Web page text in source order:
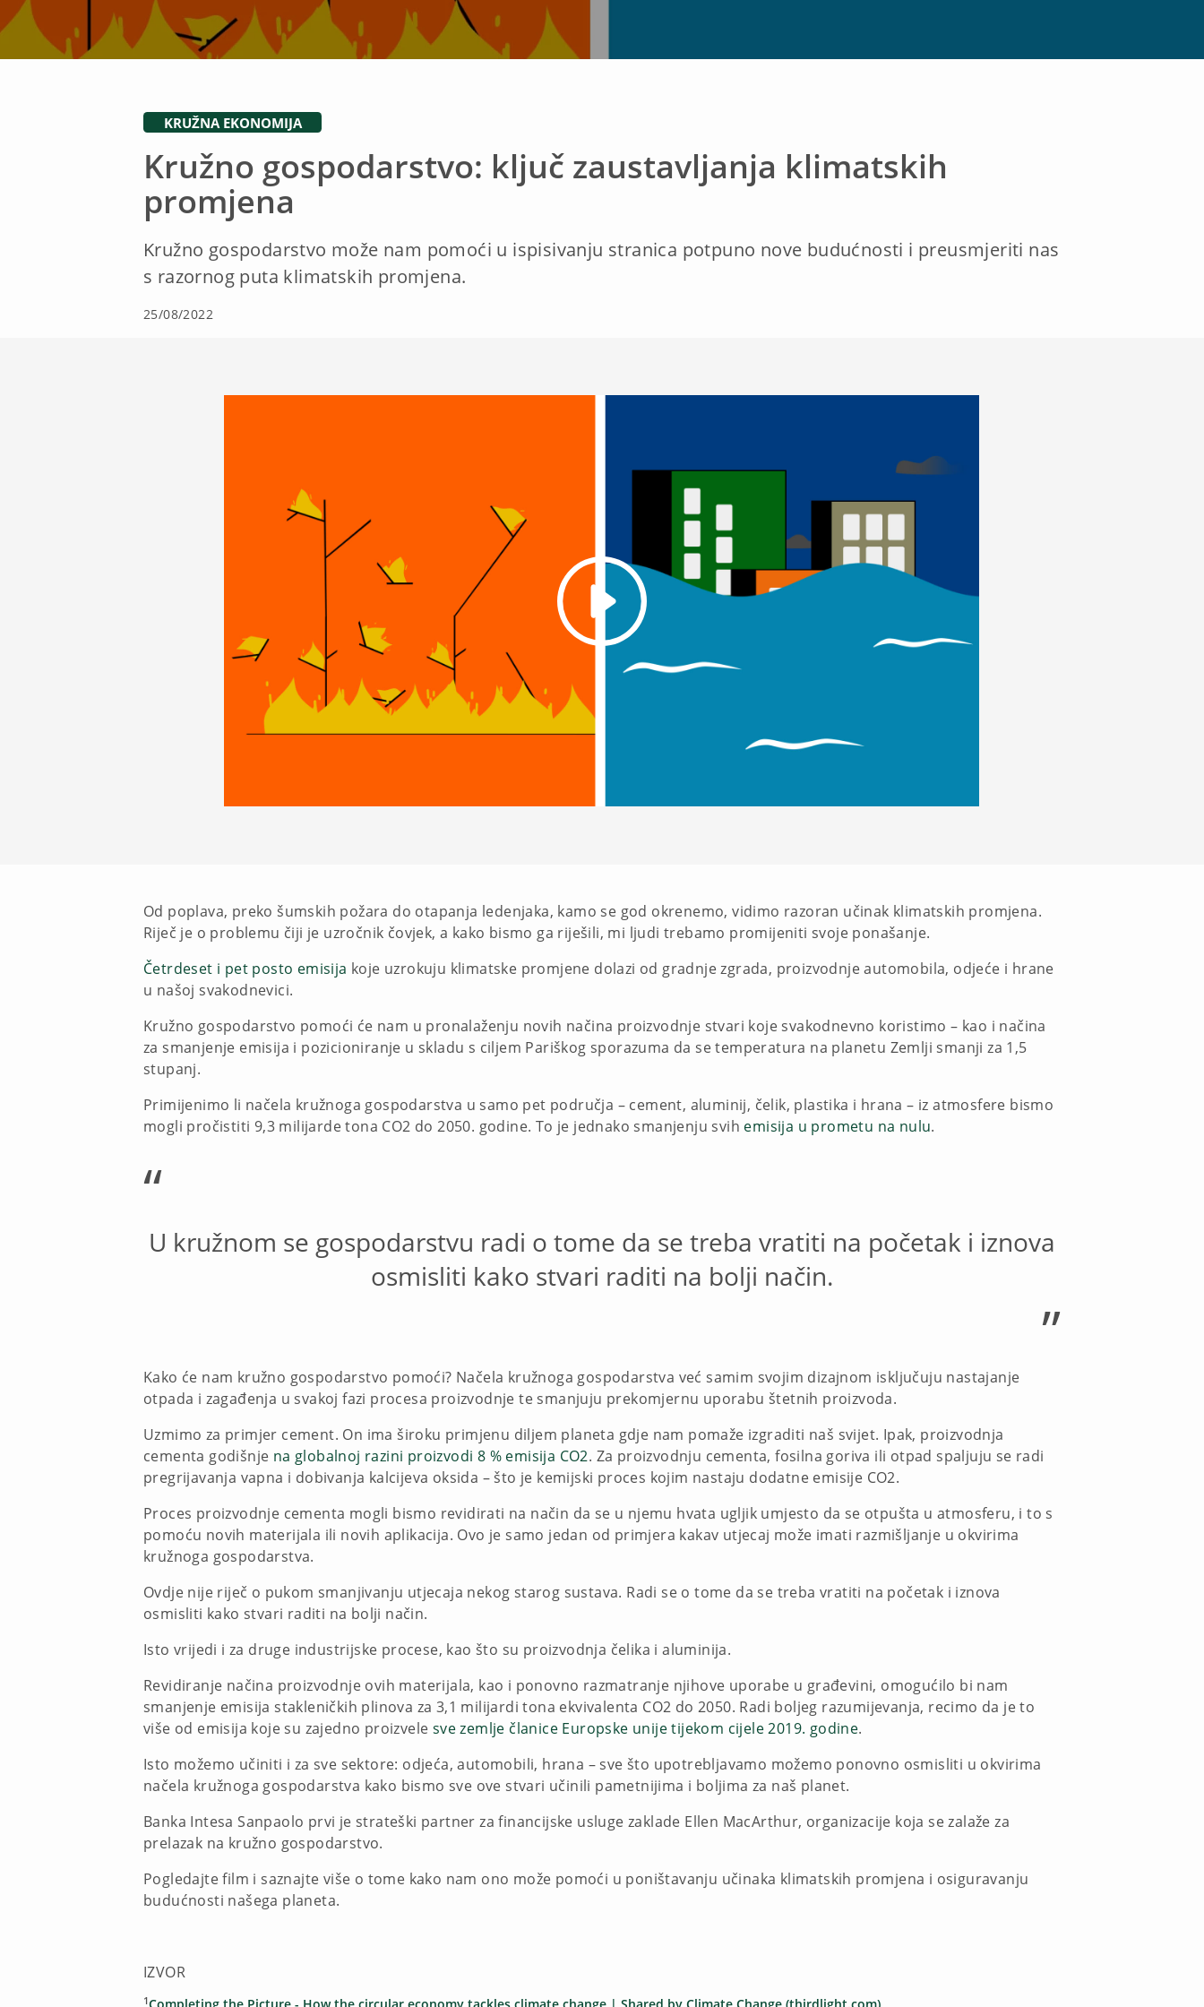
KRUŽNA EKONOMIJA
Kružno gospodarstvo: ključ zaustavljanja klimatskih
promjena
Kružno gospodarstvo može nam pomoći u ispisivanju stranica potpuno nove budućnosti i preusmjeriti nas
s razornog puta klimatskih promjena.
25/08/2022
Od poplava, preko šumskih požara do otapanja ledenjaka, kamo se god okrenemo, vidimo razoran učinak klimatskih promjena.
Riječ je o problemu čiji je uzročnik čovjek, a kako bismo ga riješili, mi ljudi trebamo promijeniti svoje ponašanje.
Četrdeset i pet posto emisija koje uzrokuju klimatske promjene dolazi od gradnje zgrada, proizvodnje automobila, odjeće i hrane
u našoj svakodnevici.
Kružno gospodarstvo pomoći će nam u pronalaženju novih načina proizvodnje stvari koje svakodnevno koristimo – kao i načina
za smanjenje emisija i pozicioniranje u skladu s ciljem Pariškog sporazuma da se temperatura na planetu Zemlji smanji za 1,5
stupanj.
Primijenimo li načela kružnoga gospodarstva u samo pet područja – cement, aluminij, čelik, plastika i hrana – iz atmosfere bismo
mogli pročistiti 9,3 milijarde tona CO2 do 2050. godine. To je jednako smanjenju svih emisija u prometu na nulu.
“
U kružnom se gospodarstvu radi o tome da se treba vratiti na početak i iznova
osmisliti kako stvari raditi na bolji način.
”
Kako će nam kružno gospodarstvo pomoći? Načela kružnoga gospodarstva već samim svojim dizajnom isključuju nastajanje
otpada i zagađenja u svakoj fazi procesa proizvodnje te smanjuju prekomjernu uporabu štetnih proizvoda.
Uzmimo za primjer cement. On ima široku primjenu diljem planeta gdje nam pomaže izgraditi naš svijet. Ipak, proizvodnja
cementa godišnje na globalnoj razini proizvodi 8 % emisija CO2. Za proizvodnju cementa, fosilna goriva ili otpad spaljuju se radi
pregrijavanja vapna i dobivanja kalcijeva oksida – što je kemijski proces kojim nastaju dodatne emisije CO2.
Proces proizvodnje cementa mogli bismo revidirati na način da se u njemu hvata ugljik umjesto da se otpušta u atmosferu, i to s
pomoću novih materijala ili novih aplikacija. Ovo je samo jedan od primjera kakav utjecaj može imati razmišljanje u okvirima
kružnoga gospodarstva.
Ovdje nije riječ o pukom smanjivanju utjecaja nekog starog sustava. Radi se o tome da se treba vratiti na početak i iznova
osmisliti kako stvari raditi na bolji način.
Isto vrijedi i za druge industrijske procese, kao što su proizvodnja čelika i aluminija.
Revidiranje načina proizvodnje ovih materijala, kao i ponovno razmatranje njihove uporabe u građevini, omogućilo bi nam
smanjenje emisija stakleničkih plinova za 3,1 milijardi tona ekvivalenta CO2 do 2050. Radi boljeg razumijevanja, recimo da je to
više od emisija koje su zajedno proizvele sve zemlje članice Europske unije tijekom cijele 2019. godine.
Isto možemo učiniti i za sve sektore: odjeća, automobili, hrana – sve što upotrebljavamo možemo ponovno osmisliti u okvirima
načela kružnoga gospodarstva kako bismo sve ove stvari učinili pametnijima i boljima za naš planet.
Banka Intesa Sanpaolo prvi je strateški partner za financijske usluge zaklade Ellen MacArthur, organizacije koja se zalaže za
prelazak na kružno gospodarstvo.
Pogledajte film i saznajte više o tome kako nam ono može pomoći u poništavanju učinaka klimatskih promjena i osiguravanju
budućnosti našega planeta.
IZVOR
1